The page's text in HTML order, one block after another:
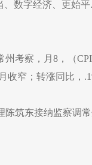
数字经济、更始
察，月8，（CPI
收窄；转涨同比，
筑东接纳监察调常